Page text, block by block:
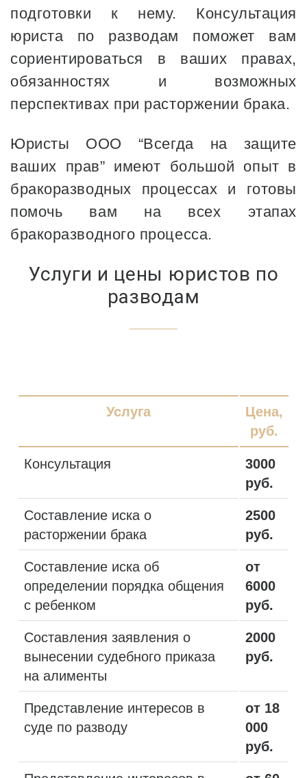
подготовки к нему. Консультация
юриста по разводам поможет вам
сориентироваться в ваших правах,
обязанностях и возможных
перспективах при расторжении брака.
Юристы ООО “Всегда на защите
ваших прав” имеют большой опыт в
бракоразводных процессах и готовы
помочь вам на всех этапах
бракоразводного процесса.
Услуги и цены юристов по
разводам
Услуга
Цена,
руб.
Консультация
3000
руб.
Составление иска о
расторжении брака
2500
руб.
Составление иска об
определении порядка общения
с ребенком
от
6000
руб.
Составления заявления о
вынесении судебного приказа
на алименты
2000
руб.
Представление интересов в
суде по разводу
от 18
000
руб.